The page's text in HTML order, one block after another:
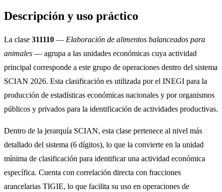
Descripción y uso práctico
La clase 311110 — Elaboración de alimentos balanceados para
animales — agrupa a las unidades económicas cuya actividad
principal corresponde a este grupo de operaciones dentro del sistema
SCIAN 2026. Esta clasificación es utilizada por el INEGI para la
producción de estadísticas económicas nacionales y por organismos
públicos y privados para la identificación de actividades productivas.
Dentro de la jerarquía SCIAN, esta clase pertenece al nivel más
detallado del sistema (6 dígitos), lo que la convierte en la unidad
mínima de clasificación para identificar una actividad económica
específica. Cuenta con correlación directa con fracciones
arancelarias TIGIE, lo que facilita su uso en operaciones de